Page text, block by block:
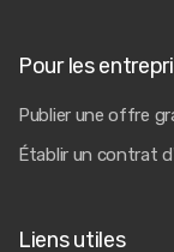
Pour les
Publier une offre
Établir un contrat
Liens utiles